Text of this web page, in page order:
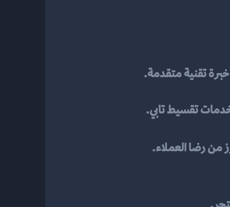
تقنية متقدمة.
خدمات تقسيط تابي.
من رضا العملاء.